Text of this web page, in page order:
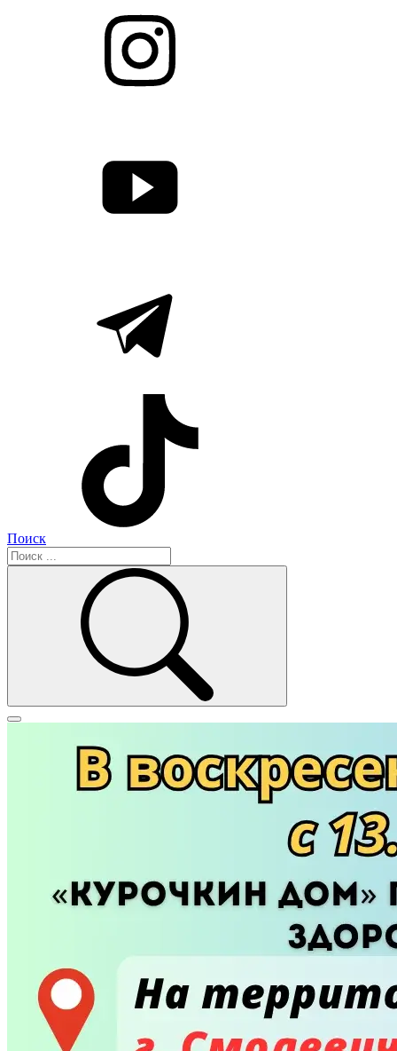
Поиск